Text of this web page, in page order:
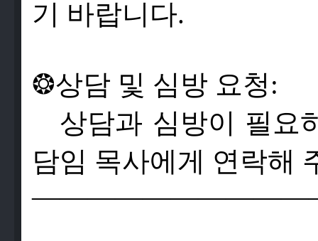
기 바랍니다.
❂상담 및 심 방 요청:
상담과 심 방이 필 요
담임 목사에게 연 락해